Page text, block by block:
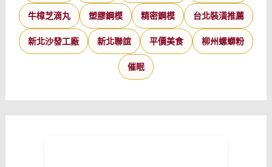
牛樟芝滴丸 塑膠鋼模 精密鋼模 台北裝潢推薦
新北沙發工廠 新北聯誼 平價美食 柳州螺螄粉
催眠